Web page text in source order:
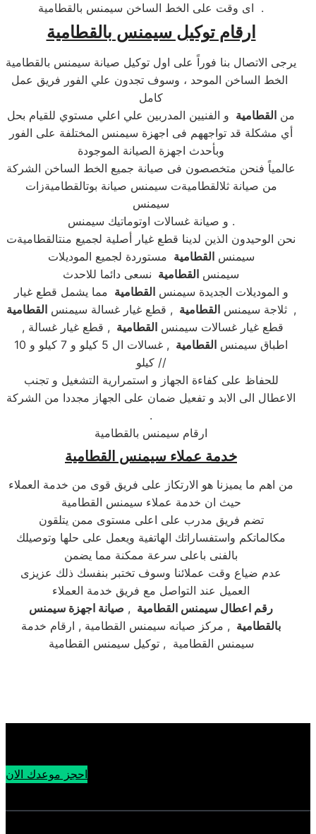
اى وقت على الخط الساخن سيمنس بالقطامية .
ارقام توكيل سيمنس بالقطامية
يرجى الاتصال بنا فوراً على اول توكيل صيانة سيمنس بالقطامية
الخط الساخن الموحد ، وسوف تجدون علي الفور فريق عمل
كامل
من القطامية و الفنيين المدربين علي اعلي مستوي للقيام بحل
أي مشكلة قد تواجههم فى اجهزة سيمنس المختلفة على الفور
وبأحدث اجهزة الصيانة الموجودة
عالمياً فنحن متخصصون فى صيانة جميع الخط الساخن الشركة
من صيانة ثلالقطاميةت سيمنس صيانة بوتالقطاميةزات
سيمنس
و صيانة غسالات اوتوماتيك سيمنس .
نحن الوحيدون الذين لدينا قطع غيار أصلية لجميع منتالقطاميةت
سيمنسالقطامية مستوردة لجميع الموديلات
سيمنس القطامية نسعى دائما للاحدث
و الموديلات الجديدة سيمنسالقطامية مما يشمل قطع غيار
ثلاجة سيمنسالقطامية , قطع غيار غسالة سيمنس القطامية ,
, قطع غيار غسالات سيمنس القطامية , قطع غيار غسالة
اطباق سيمنس القطامية
, غسالات ال 5 كيلو و 7 كيلو و 10
كيلو //
للحفاظ على كفاءة الجهاز و استمرارية التشغيل و تجنب
الاعطال الى الابد و تفعيل ضمان على الجهاز مجددا من الشركة
.
ارقام سيمنس بالقطامية
خدمة عملاء سيمنس القطامية
من اهم ما يميزنا هو الارتكاز على فريق قوى من خدمة العملاء
حيث ان خدمة عملاء سيمنس القطامية
تضم فريق مدرب على اعلى مستوى ممن يتلقون
مكالماتكم واستفساراتك الهاتفية ويعمل على حلها وتوصيلك
بالفنى باعلى سرعة ممكنة مما يضمن
عدم ضياع وقت عملائنا وسوف تختبر بنفسك ذلك عزيزى
العميل عند التواصل مع فريق خدمة العملاء
رقم اعطال سيمنس القطامية , صيانة اجهزة سيمنس
بالقطامية , مركز صيانه سيمنس القطامية , ارقام خدمة
سيمنس القطامية , توكيل سيمنس القطامية
احجز موعدك الان